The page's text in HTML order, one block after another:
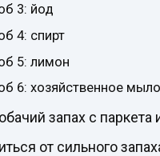
3: йод
4: спирт
5: лимон
6: хозяйственное мыло
запах с паркета
от сильного